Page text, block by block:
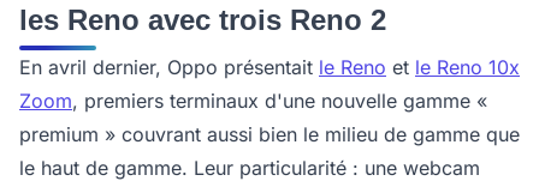
les Reno avec trois Reno 2
En avril dernier, Oppo présentait le Reno et le Reno 10x
Zoom, premiers terminaux d'une nouvelle gamme «
premium » couvrant aussi bien le milieu de gamme que
le haut de gamme. Leur particularité : une webcam